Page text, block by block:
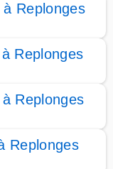
Replonges
Replonges
Replonges
Replonges